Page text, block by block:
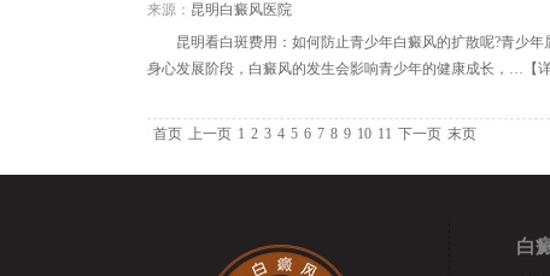
来源： 昆明白癜风医院
昆明看白斑费用：如何防止青少年白癜风的扩散呢?青少
身心发展阶段，白癜风的发生会影响青少年的健康成长，…【
首页 上一页 1 2 3 4 5 6 7 8 9 10 11 下一页 末页
白